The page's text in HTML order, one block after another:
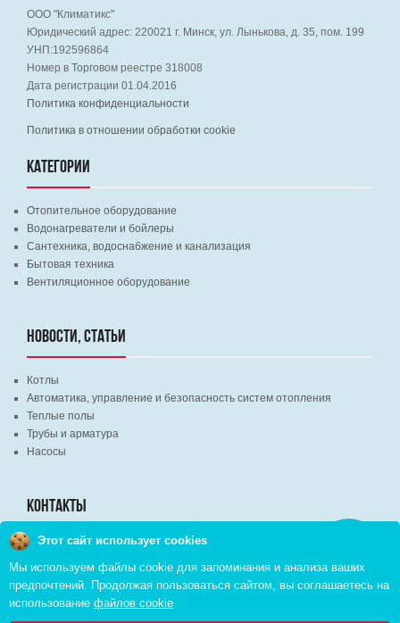
ООО "Климатикс"
Юридический адрес: 220021 г. Минск, ул. Лынькова, д. 35, пом. 199
УНП:192596864
Номер в Торговом реестре 318008
Дата регистрации 01.04.2016
Политика конфиденциальности
Политика в отношении обработки cookie
КАТЕГОРИИ
Отопительное оборудование
Водонагреватели и бойлеры
Сантехника, водоснабжение и канализация
Бытовая техника
Вентиляционное оборудование
НОВОСТИ, СТАТЬИ
Котлы
Автоматика, управление и безопасность систем отопления
Теплые полы
Трубы и арматура
Насосы
КОНТАКТЫ
г. Минск, ВЦ "Экспобел", строительный рынок, павильон № 8c
г. Минск, ул. М. Лынькова, д. 35, пом. 199
+375 (29) 110-46-46 (А1)
+375 (29) 373-90-16 (A1)
Этот сайт использует cookies
Мы используем файлы cookie для запоминания и анализа ваших
предпочтений. Продолжая пользоваться сайтом, вы соглашаетесь на
использование файлов cookie